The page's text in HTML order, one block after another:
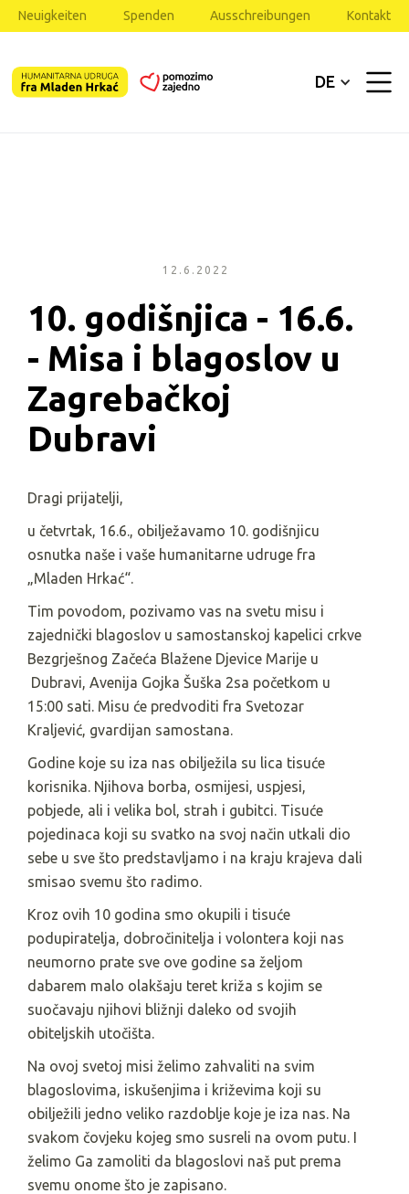
Neuigkeiten Spenden Ausschreibungen Kontakt
DE
12.6.2022
10. godišnjica - 16.6.
- Misa i blagoslov u
Zagrebačkoj
Dubravi
Dragi prijatelji,
u četvrtak, 16.6., obilježavamo 10. godišnjicu
osnutka naše i vaše humanitarne udruge fra
„Mladen Hrkać“.
Tim povodom, pozivamo vas na svetu misu i
zajednički blagoslov u samostanskoj kapelici crkve
Bezgrješnog Začeća Blažene Djevice Marije u
Dubravi, Avenija Gojka Šuška 2sa početkom u
15:00 sati. Misu će predvoditi fra Svetozar
Kraljević, gvardijan samostana.
Godine koje su iza nas obilježila su lica tisuće
korisnika. Njihova borba, osmijesi, uspjesi,
pobjede, ali i velika bol, strah i gubitci. Tisuće
pojedinaca koji su svatko na svoj način utkali dio
sebe u sve što predstavljamo i na kraju krajeva dali
smisao svemu što radimo.
Kroz ovih 10 godina smo okupili i tisuće
podupiratelja, dobročinitelja i volontera koji nas
neumorno prate sve ove godine sa željom
dabarem malo olakšaju teret križa s kojim se
suočavaju njihovi bližnji daleko od svojih
obiteljskih utočišta.
Na ovoj svetoj misi želimo zahvaliti na svim
blagoslovima, iskušenjima i križevima koji su
obilježili jedno veliko razdoblje koje je iza nas. Na
svakom čovjeku kojeg smo susreli na ovom putu. I
želimo Ga zamoliti da blagoslovi naš put prema
svemu onome što je zapisano.